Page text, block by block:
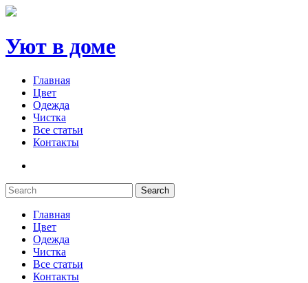
Уют в доме
Главная
Цвет
Одежда
Чистка
Все статьи
Контакты
Search
Главная
Цвет
Одежда
Чистка
Все статьи
Контакты